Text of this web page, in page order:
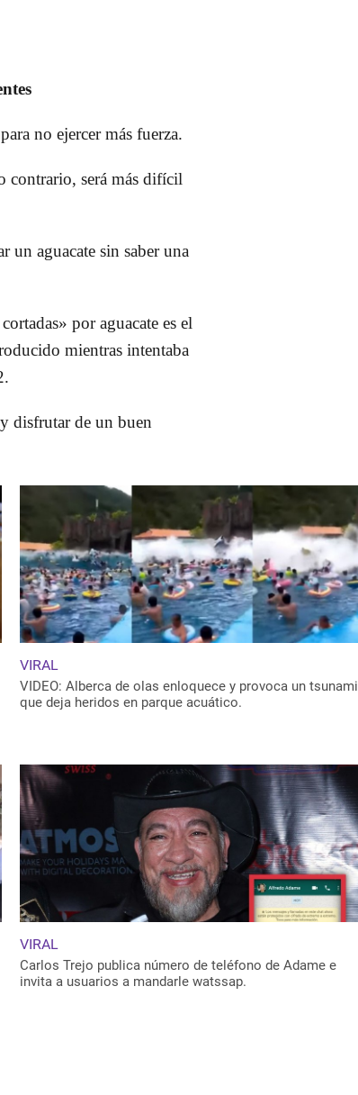
no ejercer más fuerza.
contrario, será más difícil
un aguacate sin saber una
por aguacate es el
mientras intentaba
disfrutar de un buen
VIRAL
VIDEO: Alberca de olas enloquece y provoca un tsunami
que deja heridos en parque acuático.
VIRAL
Carlos Trejo publica número de teléfono de Adame e
invita a usuarios a mandarle watssap.